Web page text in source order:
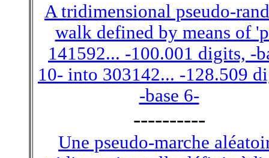
A tridimensional pseudo-
walk defined by means of
141592... -100.001 digits, -
10- into 303142... -128.509
-base 6-
----------
Une pseudo-marche